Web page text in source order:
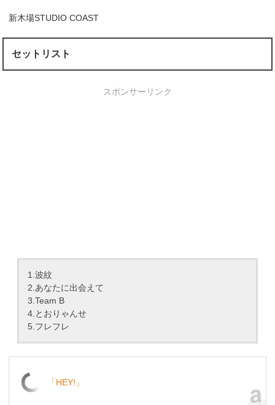
新木場STUDIO COAST
セットリスト
スポンサーリンク
1.波紋
2.あなたに出会えて
3.Team B
4.とおりゃんせ
5.フレフレ
「HEY!」